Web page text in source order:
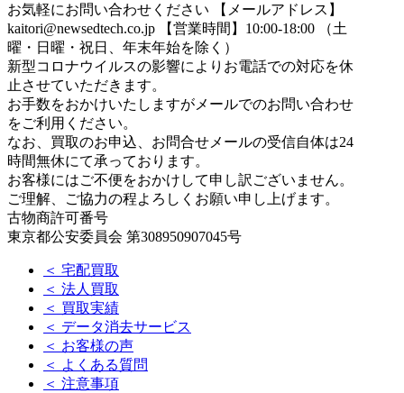
お気軽にお問い合わせください
【メールアドレス】
kaitori@newsedtech.co.jp
【営業時間】10:00-18:00 （土
曜・日曜・祝日、年末年始を除く）
新型コロナウイルスの影響によりお電話での対応を休
止させていただきます。
お手数をおかけいたしますがメールでのお問い合わせ
をご利用ください。
なお、買取のお申込、お問合せメールの受信自体は24
時間無休にて承っております。
お客様にはご不便をおかけして申し訳ございません。
ご理解、ご協力の程よろしくお願い申し上げます。
古物商許可番号
東京都公安委員会 第308950907045号
＜ 宅配買取
＜ 法人買取
＜ 買取実績
＜ データ消去サービス
＜ お客様の声
＜ よくある質問
＜ 注意事項